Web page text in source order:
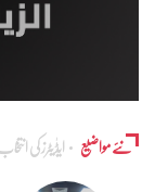
نئے مواضیع ایڈٰیٹرز کی